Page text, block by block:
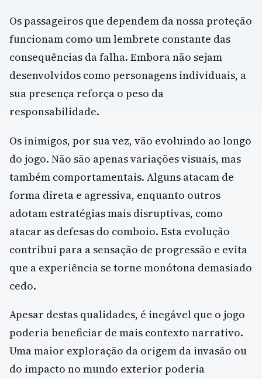
Os passageiros que dependem da nossa proteção
funcionam como um lembrete constante das
consequências da falha. Embora não sejam
desenvolvidos como personagens individuais, a
sua presença reforça o peso da
responsabilidade.
Os inimigos, por sua vez, vão evoluindo ao longo
do jogo. Não são apenas variações visuais, mas
também comportamentais. Alguns atacam de
forma direta e agressiva, enquanto outros
adotam estratégias mais disruptivas, como
atacar as defesas do comboio. Esta evolução
contribui para a sensação de progressão e evita
que a experiência se torne monótona demasiado
cedo.
Apesar destas qualidades, é inegável que o jogo
poderia beneficiar de mais contexto narrativo.
Uma maior exploração da origem da invasão ou
do impacto no mundo exterior poderia